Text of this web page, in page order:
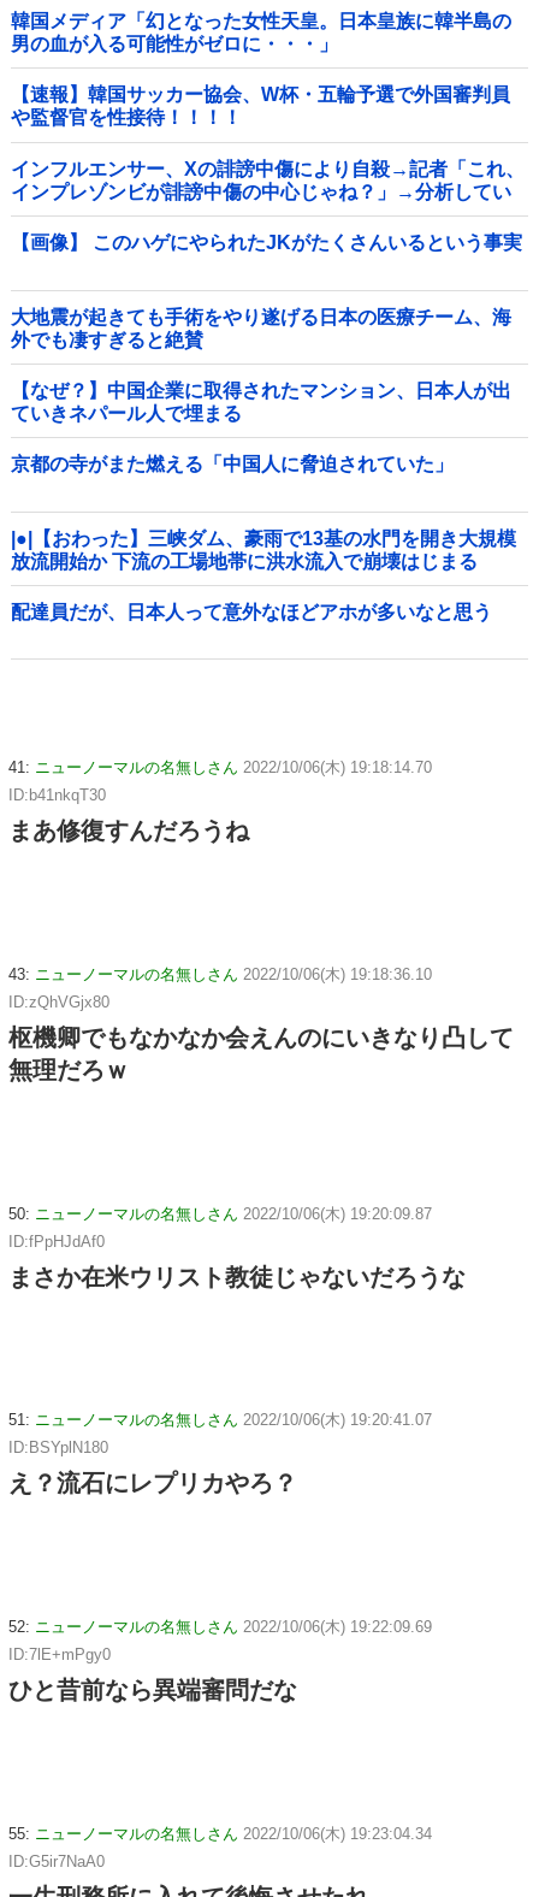
韓国メディア「幻となった女性天皇。日本皇族に韓半島の
男の血が入る可能性がゼロに・・・」
【速報】韓国サッカー協会、W杯・五輪予選で外国審判員
や監督官を性接待！！！！
インフルエンサー、Xの誹謗中傷により自殺→記者「これ、
インプレゾンビが誹謗中傷の中心じゃね？」→分析してい
くとヤバイ真実が浮かび上がる他
【画像】 このハゲにやられたJKがたくさんいるという事実
大地震が起きても手術をやり遂げる日本の医療チーム、海
外でも凄すぎると絶賛
【なぜ？】中国企業に取得されたマンション、日本人が出
ていきネパール人で埋まる
京都の寺がまた燃える「中国人に脅迫されていた」
|●|【おわった】三峡ダム、豪雨で13基の水門を開き大規模
放流開始か 下流の工場地帯に洪水流入で崩壊はじまる
配達員だが、日本人って意外なほどアホが多いなと思う
41: ニューノーマルの名無しさん 2022/10/06(木) 19:18:14.70
ID:b41nkqT30
まあ修復すんだろうね
43: ニューノーマルの名無しさん 2022/10/06(木) 19:18:36.10
ID:zQhVGjx80
枢機卿でもなかなか会えんのにいきなり凸して
無理だろｗ
50: ニューノーマルの名無しさん 2022/10/06(木) 19:20:09.87
ID:fPpHJdAf0
まさか在米ウリスト教徒じゃないだろうな
51: ニューノーマルの名無しさん 2022/10/06(木) 19:20:41.07
ID:BSYplN180
え？流石にレプリカやろ？
52: ニューノーマルの名無しさん 2022/10/06(木) 19:22:09.69
ID:7lE+mPgy0
ひと昔前なら異端審問だな
55: ニューノーマルの名無しさん 2022/10/06(木) 19:23:04.34
ID:G5ir7NaA0